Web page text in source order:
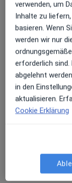
und vor allem
ermöglichen
Behandlungen
Spektrum
Die heutige
verglichen mit
Implantation,
verkürzt die
Sollte ein
dieser so
verwenden, um
Inhalte zu
basieren. Wenn
werden wir nur
erforderlich sind.
abgelehnt
in den
aktualisieren.
Cookie Erklärung